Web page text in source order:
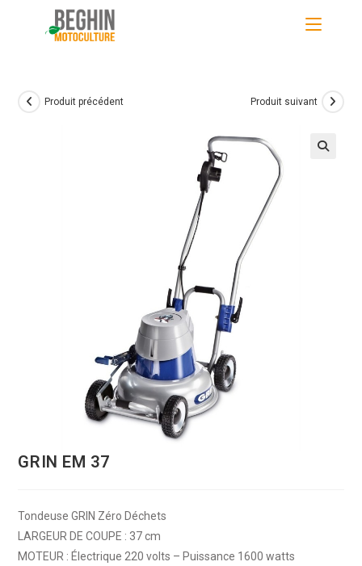
Produit précédent Produit suivant
GRIN EM 37
Tondeuse GRIN Zéro Déchets
LARGEUR DE COUPE : 37 cm
MOTEUR : Électrique 220 volts – Puissance 1600 watts